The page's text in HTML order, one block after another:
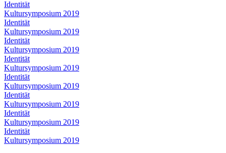
Identität
Kultursymposium 2019
Identität
Kultursymposium 2019
Identität
Kultursymposium 2019
Identität
Kultursymposium 2019
Identität
Kultursymposium 2019
Identität
Kultursymposium 2019
Identität
Kultursymposium 2019
Identität
Kultursymposium 2019